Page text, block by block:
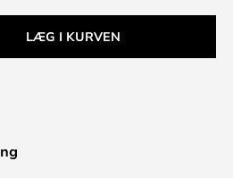
LÆG I KURVEN